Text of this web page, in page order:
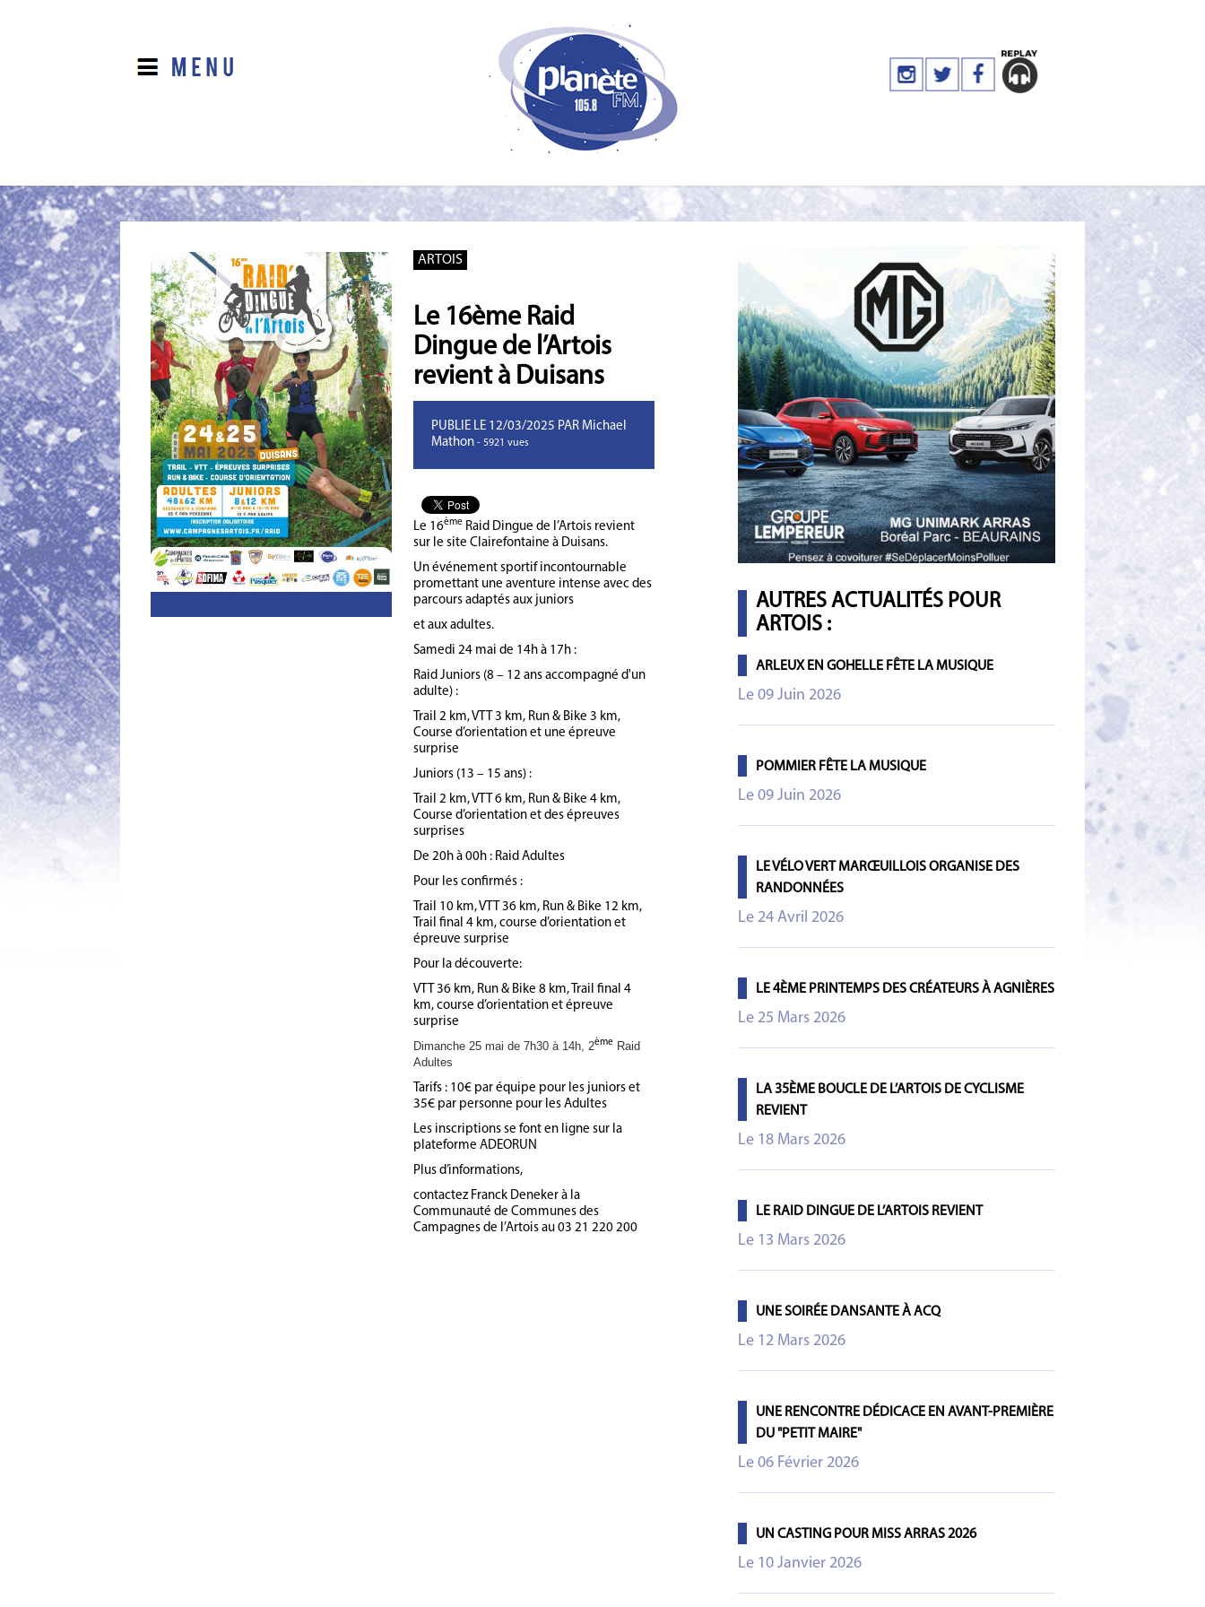
ARTOIS
Le 16ème Raid
Dingue de l’Artois
revient à Duisans
PUBLIE LE 12/03/2025 PAR Michael
Mathon - 5921 vues
Le 16ème Raid Dingue de l’Artois revient
sur le site Clairefontaine à Duisans.
Un événement sportif incontournable
promettant une aventure intense avec des
parcours adaptés aux juniors
et aux adultes.
Samedi 24 mai de 14h à 17h :
Raid Juniors (8 – 12 ans accompagné d'un
adulte) :
Trail 2 km, VTT 3 km, Run & Bike 3 km,
Course d’orientation et une épreuve
surprise
Juniors (13 – 15 ans) :
Trail 2 km, VTT 6 km, Run & Bike 4 km,
Course d’orientation et des épreuves
surprises
De 20h à 00h : Raid Adultes
Pour les confirmés :
Trail 10 km, VTT 36 km, Run & Bike 12 km,
Trail final 4 km, course d’orientation et
épreuve surprise
Pour la découverte:
VTT 36 km, Run & Bike 8 km, Trail final 4
km, course d’orientation et épreuve
surprise
Dimanche 25 mai de 7h30 à 14h, 2ème Raid
Adultes
Tarifs : 10€ par équipe pour les juniors et
35€ par personne pour les Adultes
Les inscriptions se font en ligne sur la
plateforme ADEORUN
Plus d’informations,
contactez Franck Deneker à la
Communauté de Communes des
Campagnes de l’Artois au 03 21 220 200
AUTRES ACTUALITÉS POUR
ARTOIS :
ARLEUX EN GOHELLE FÊTE LA MUSIQUE
Le 09 Juin 2026
POMMIER FÊTE LA MUSIQUE
Le 09 Juin 2026
LE VÉLO VERT MARŒUILLOIS ORGANISE DES
RANDONNÉES
Le 24 Avril 2026
LE 4ÈME PRINTEMPS DES CRÉATEURS À AGNIÈRES
Le 25 Mars 2026
LA 35ÈME BOUCLE DE L’ARTOIS DE CYCLISME
REVIENT
Le 18 Mars 2026
LE RAID DINGUE DE L’ARTOIS REVIENT
Le 13 Mars 2026
UNE SOIRÉE DANSANTE À ACQ
Le 12 Mars 2026
UNE RENCONTRE DÉDICACE EN AVANT-PREMIÈRE
DU "PETIT MAIRE"
Le 06 Février 2026
UN CASTING POUR MISS ARRAS 2026
Le 10 Janvier 2026